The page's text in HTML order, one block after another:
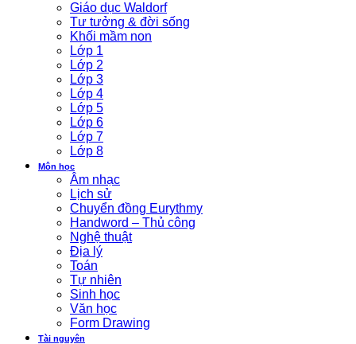
Giáo dục Waldorf
Tư tưởng & đời sống
Khối mầm non
Lớp 1
Lớp 2
Lớp 3
Lớp 4
Lớp 5
Lớp 6
Lớp 7
Lớp 8
Môn học
Âm nhạc
Lịch sử
Chuyển đồng Eurythmy
Handword – Thủ công
Nghệ thuật
Địa lý
Toán
Tự nhiên
Sinh học
Văn học
Form Drawing
Tài nguyên